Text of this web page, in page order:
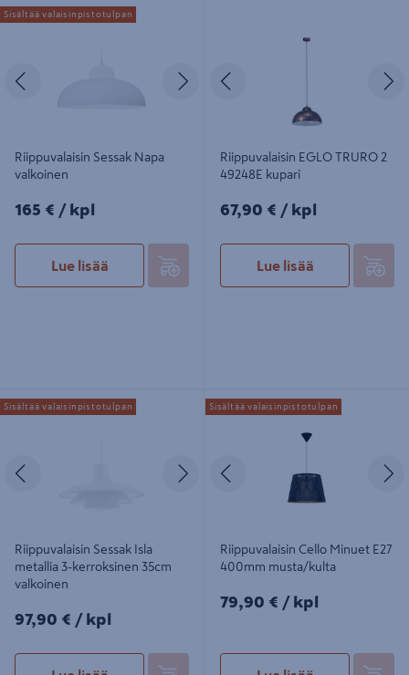
Riippuvalaisin Sessak Napa
valkoinen
Seuraava
Riippuvalaisin Sessak Napa
valkoinen
165€/kpl
165 € / kpl
Lue lisää
Sisältää valaisinpistotulpan
Riippuvalaisin EGLO TRURO 2
49248E kupari
67,90€/kpl
67,90 € / kpl
Lue lisää
Riippuvalaisin Sessak Isla metallia 3-
kerroksinen 35cm valkoinen
Seuraava
Riippuvalaisin Sessak Isla
metallia 3-kerroksinen 35cm
valkoinen
97,90€/kpl
97,90 € / kpl
Sisältää valaisinpistotulpan
Riippuvalaisin Cello Minuet E27
400mm musta/kulta
Riippuvalaisin Cello Minuet E27
400mm musta/kulta
79,90€/kpl
79,90 € / kpl
Sisältää valaisinpistotulpan